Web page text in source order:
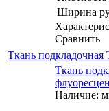
Ширина
Сравнить
Ткань
Ткань
Наличие: